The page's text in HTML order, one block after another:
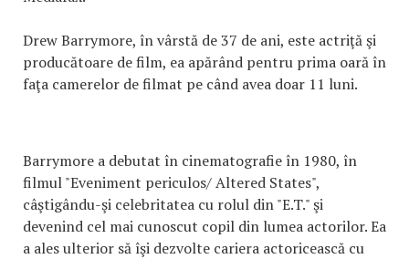
Drew Barrymore, în vârstă de 37 de ani, este actriţă şi
producătoare de film, ea apărând pentru prima oară în
faţa camerelor de filmat pe când avea doar 11 luni.
Barrymore a debutat în cinematografie în 1980, în
filmul "Eveniment periculos/ Altered States",
câştigându-şi celebritatea cu rolul din "E.T." şi
devenind cel mai cunoscut copil din lumea actorilor. Ea
a ales ulterior să îşi dezvolte cariera actoricească cu